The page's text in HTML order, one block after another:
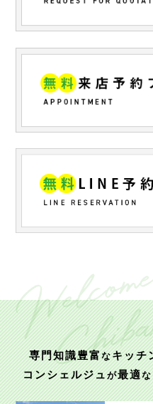
専門知識豊富なキッチ
コンシェルジュが最適な